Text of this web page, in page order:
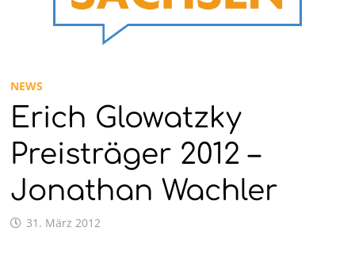
NEWS
Erich Glowatzky
Preisträger 2012 –
Jonathan Wachler
31. März 2012